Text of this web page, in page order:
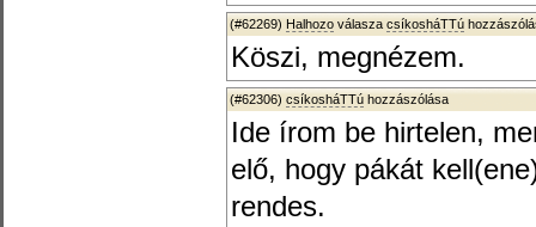
(#62269) Halhozo válasza csíkosháTTú
Köszi, megnézem.
(#62306) csíkosháTTú hozzászólása
Ide írom be hirtelen,
elő, hogy pákát
rendes.